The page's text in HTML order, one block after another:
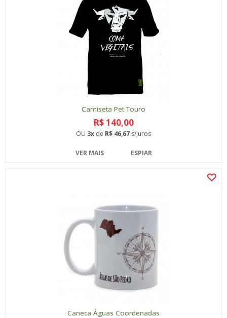
Camiseta Pet Touro
R$ 140,00
OU 3x de R$ 46,67 s/juros
VER MAIS ESPIAR
Caneca Águas Coordenadas